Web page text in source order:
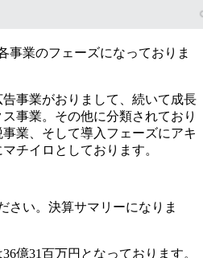
事業のフェーズになっておりま
事業がおりまして、続いて成長
事業。その他に分類されており
業、そして導入フェーズにアキ
チイロとしております。
さい。決算サマリーになりま
億31百万円となっております。